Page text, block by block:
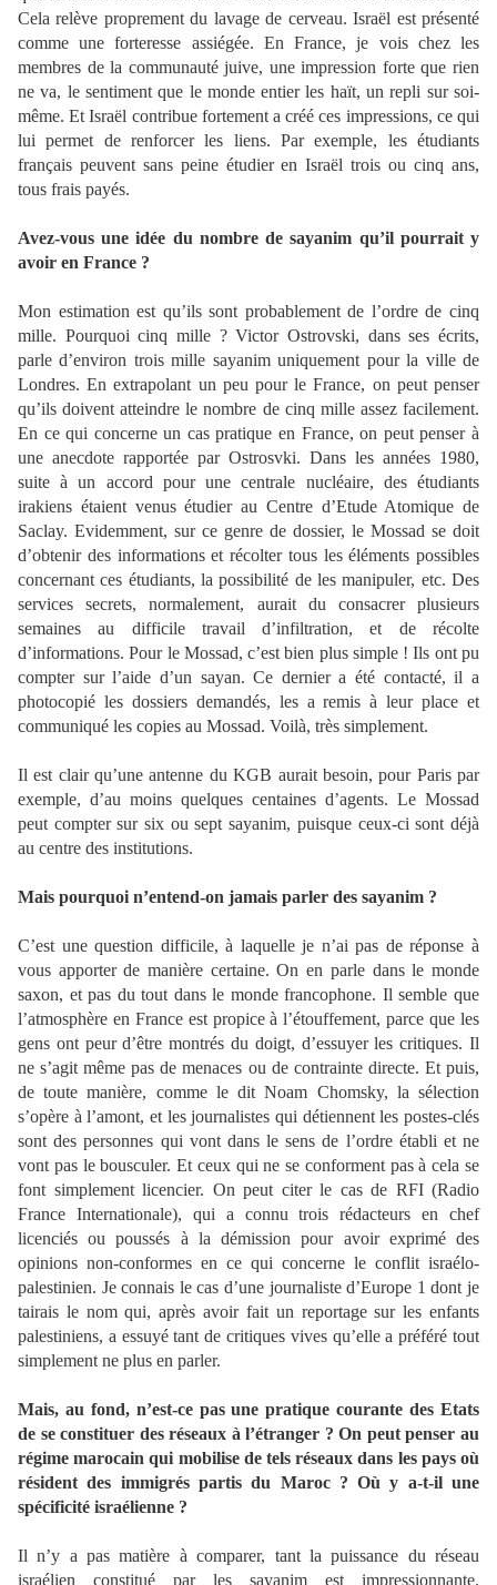
Cela relève proprement du lavage de cerveau. Israël est présenté
comme une forteresse assiégée. En France, je vois chez les
membres de la communauté juive, une impression forte que rien
ne va, le sentiment que le monde entier les haït, un repli sur soi-
même. Et Israël contribue fortement a créé ces impressions, ce qui
lui permet de renforcer les liens. Par exemple, les étudiants
français peuvent sans peine étudier en Israël trois ou cinq ans,
tous frais payés.
Avez-vous une idée du nombre de sayanim qu’il pourrait y
avoir en France ?
Mon estimation est qu’ils sont probablement de l’ordre de cinq
mille. Pourquoi cinq mille ? Victor Ostrovski, dans ses écrits,
parle d’environ trois mille sayanim uniquement pour la ville de
Londres. En extrapolant un peu pour le France, on peut penser
qu’ils doivent atteindre le nombre de cinq mille assez facilement.
En ce qui concerne un cas pratique en France, on peut penser à
une anecdote rapportée par Ostrosvki. Dans les années 1980,
suite à un accord pour une centrale nucléaire, des étudiants
irakiens étaient venus étudier au Centre d’Etude Atomique de
Saclay. Evidemment, sur ce genre de dossier, le Mossad se doit
d’obtenir des informations et récolter tous les éléments possibles
concernant ces étudiants, la possibilité de les manipuler, etc. Des
services secrets, normalement, aurait du consacrer plusieurs
semaines au difficile travail d’infiltration, et de récolte
d’informations. Pour le Mossad, c’est bien plus simple ! Ils ont pu
compter sur l’aide d’un sayan. Ce dernier a été contacté, il a
photocopié les dossiers demandés, les a remis à leur place et
communiqué les copies au Mossad. Voilà, très simplement.
Il est clair qu’une antenne du KGB aurait besoin, pour Paris par
exemple, d’au moins quelques centaines d’agents. Le Mossad
peut compter sur six ou sept sayanim, puisque ceux-ci sont déjà
au centre des institutions.
Mais pourquoi n’entend-on jamais parler des sayanim ?
C’est une question difficile, à laquelle je n’ai pas de réponse à
vous apporter de manière certaine. On en parle dans le monde
saxon, et pas du tout dans le monde francophone. Il semble que
l’atmosphère en France est propice à l’étouffement, parce que les
gens ont peur d’être montrés du doigt, d’essuyer les critiques. Il
ne s’agit même pas de menaces ou de contrainte directe. Et puis,
de toute manière, comme le dit Noam Chomsky, la sélection
s’opère à l’amont, et les journalistes qui détiennent les postes-clés
sont des personnes qui vont dans le sens de l’ordre établi et ne
vont pas le bousculer. Et ceux qui ne se conforment pas à cela se
font simplement licencier. On peut citer le cas de RFI (Radio
France Internationale), qui a connu trois rédacteurs en chef
licenciés ou poussés à la démission pour avoir exprimé des
opinions non-conformes en ce qui concerne le conflit israélo-
palestinien. Je connais le cas d’une journaliste d’Europe 1 dont je
tairais le nom qui, après avoir fait un reportage sur les enfants
palestiniens, a essuyé tant de critiques vives qu’elle a préféré tout
simplement ne plus en parler.
Mais, au fond, n’est-ce pas une pratique courante des Etats
de se constituer des réseaux à l’étranger ? On peut penser au
régime marocain qui mobilise de tels réseaux dans les pays où
résident des immigrés partis du Maroc ? Où y a-t-il une
spécificité israélienne ?
Il n’y a pas matière à comparer, tant la puissance du réseau
israélien constitué par les sayanim est impressionnante.